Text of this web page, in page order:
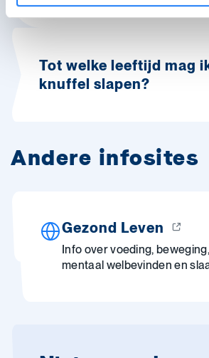
Tot welke leeftijd mag
knuffel slapen?
Andere infosites
Gezond Leven
Info over voeding,
mentaal welbevinden en